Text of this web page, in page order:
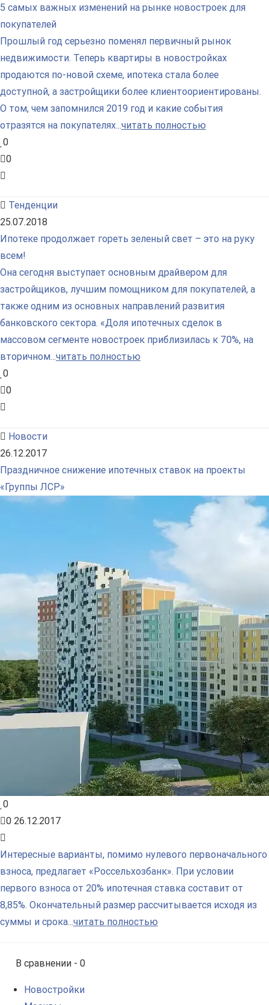
5 самых важных изменений на рынке новостроек для
покупателей
Прошлый год серьезно поменял первичный рынок
недвижимости. Теперь квартиры в новостройках
продаются по-новой схеме, ипотека стала более
доступной, а застройщики более клиентоориентированы.
О том, чем запомнился 2019 год и какие события
отразятся на покупателях...читать полностью
0
0
Тенденции
25.07.2018
Ипотеке продолжает гореть зеленый свет – это на руку
всем!
Она сегодня выступает основным драйвером для
застройщиков, лучшим помощником для покупателей, а
также одним из основных направлений развития
банковского сектора. «Доля ипотечных сделок в
массовом сегменте новостроек приблизилась к 70%, на
вторичном...читать полностью
0
0
Новости
26.12.2017
Праздничное снижение ипотечных ставок на проекты
«Группы ЛСР»
0
0 26.12.2017
Интересные варианты, помимо нулевого первоначального
взноса, предлагает «Россельхозбанк». При условии
первого взноса от 20% ипотечная ставка составит от
8,85%. Окончательный размер рассчитывается исходя из
суммы и срока...читать полностью
В сравнении - 0
Новостройки